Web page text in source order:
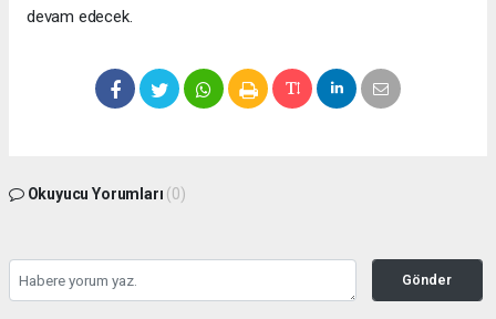
devam edecek.
Okuyucu Yorumları (0)
Gönder